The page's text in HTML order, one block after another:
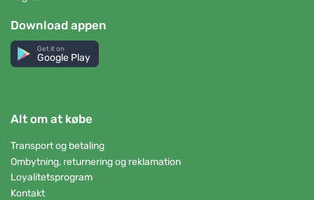
Download appen
Get it on
Google Play
Alt om at købe
Transport og betaling
Ombytning, returnering og reklamation
Loyalitetsprogram
Kontakt